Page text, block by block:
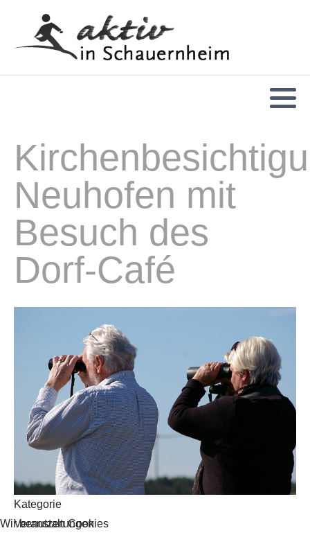
Neuhofen mit
Besuch des
Dorf-Café
Kategorie
Veranstaltungen
Wir benutzen Cookies
Cafe´-Nachmittage
Geselligkeit
Handy-Cafe
Origami
Spielenachmittag
Sturzprophylaxe
Veranstaltungen
Verabredungen
Zamme singe
Wanderungen